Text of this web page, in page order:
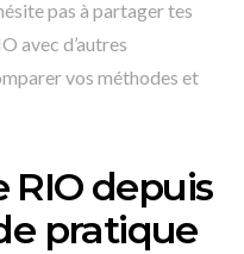
pas à partager tes
avec d’autres
vos méthodes et
RIO depuis
pratique